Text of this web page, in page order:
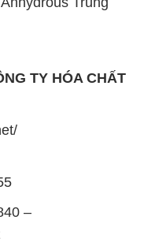
–
– 0906.387.866 –
CHẤT ĐẮC
Đắc Trường Phát